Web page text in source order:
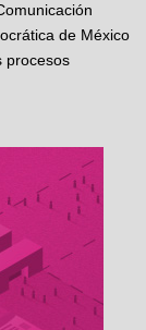
de México
procesos